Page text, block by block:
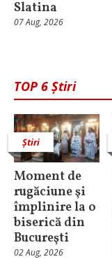
Slatina
07 Aug, 2026
TOP 6 Știri
Știri
Moment de
rugăciune şi
împlinire la o
biserică din
Bucureşti
02 Aug, 2026